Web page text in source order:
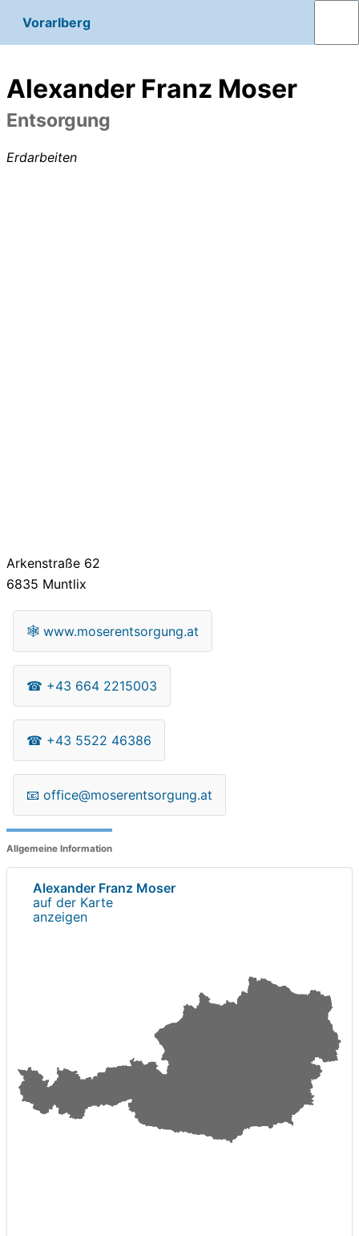
Vorarlberg
Alexander Franz Moser
Entsorgung
Erdarbeiten
Arkenstraße 62
6835 Muntlix
🕸 www.moserentsorgung.at
☎ +43 664 2215003
☎ +43 5522 46386
📧 office@moserentsorgung.at
Allgemeine Information
Alexander Franz Moser
auf der Karte
anzeigen